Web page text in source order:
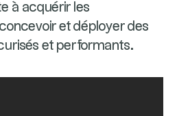
à acquérir les
et déployer des
et performants.